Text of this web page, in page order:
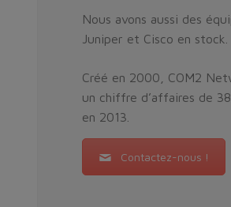
Nous avons aussi des
Juniper et Cisco en stock.
Créé en 2000, COM2
un chiffre d’affaires de 38
en 2013.
Contactez-nous !